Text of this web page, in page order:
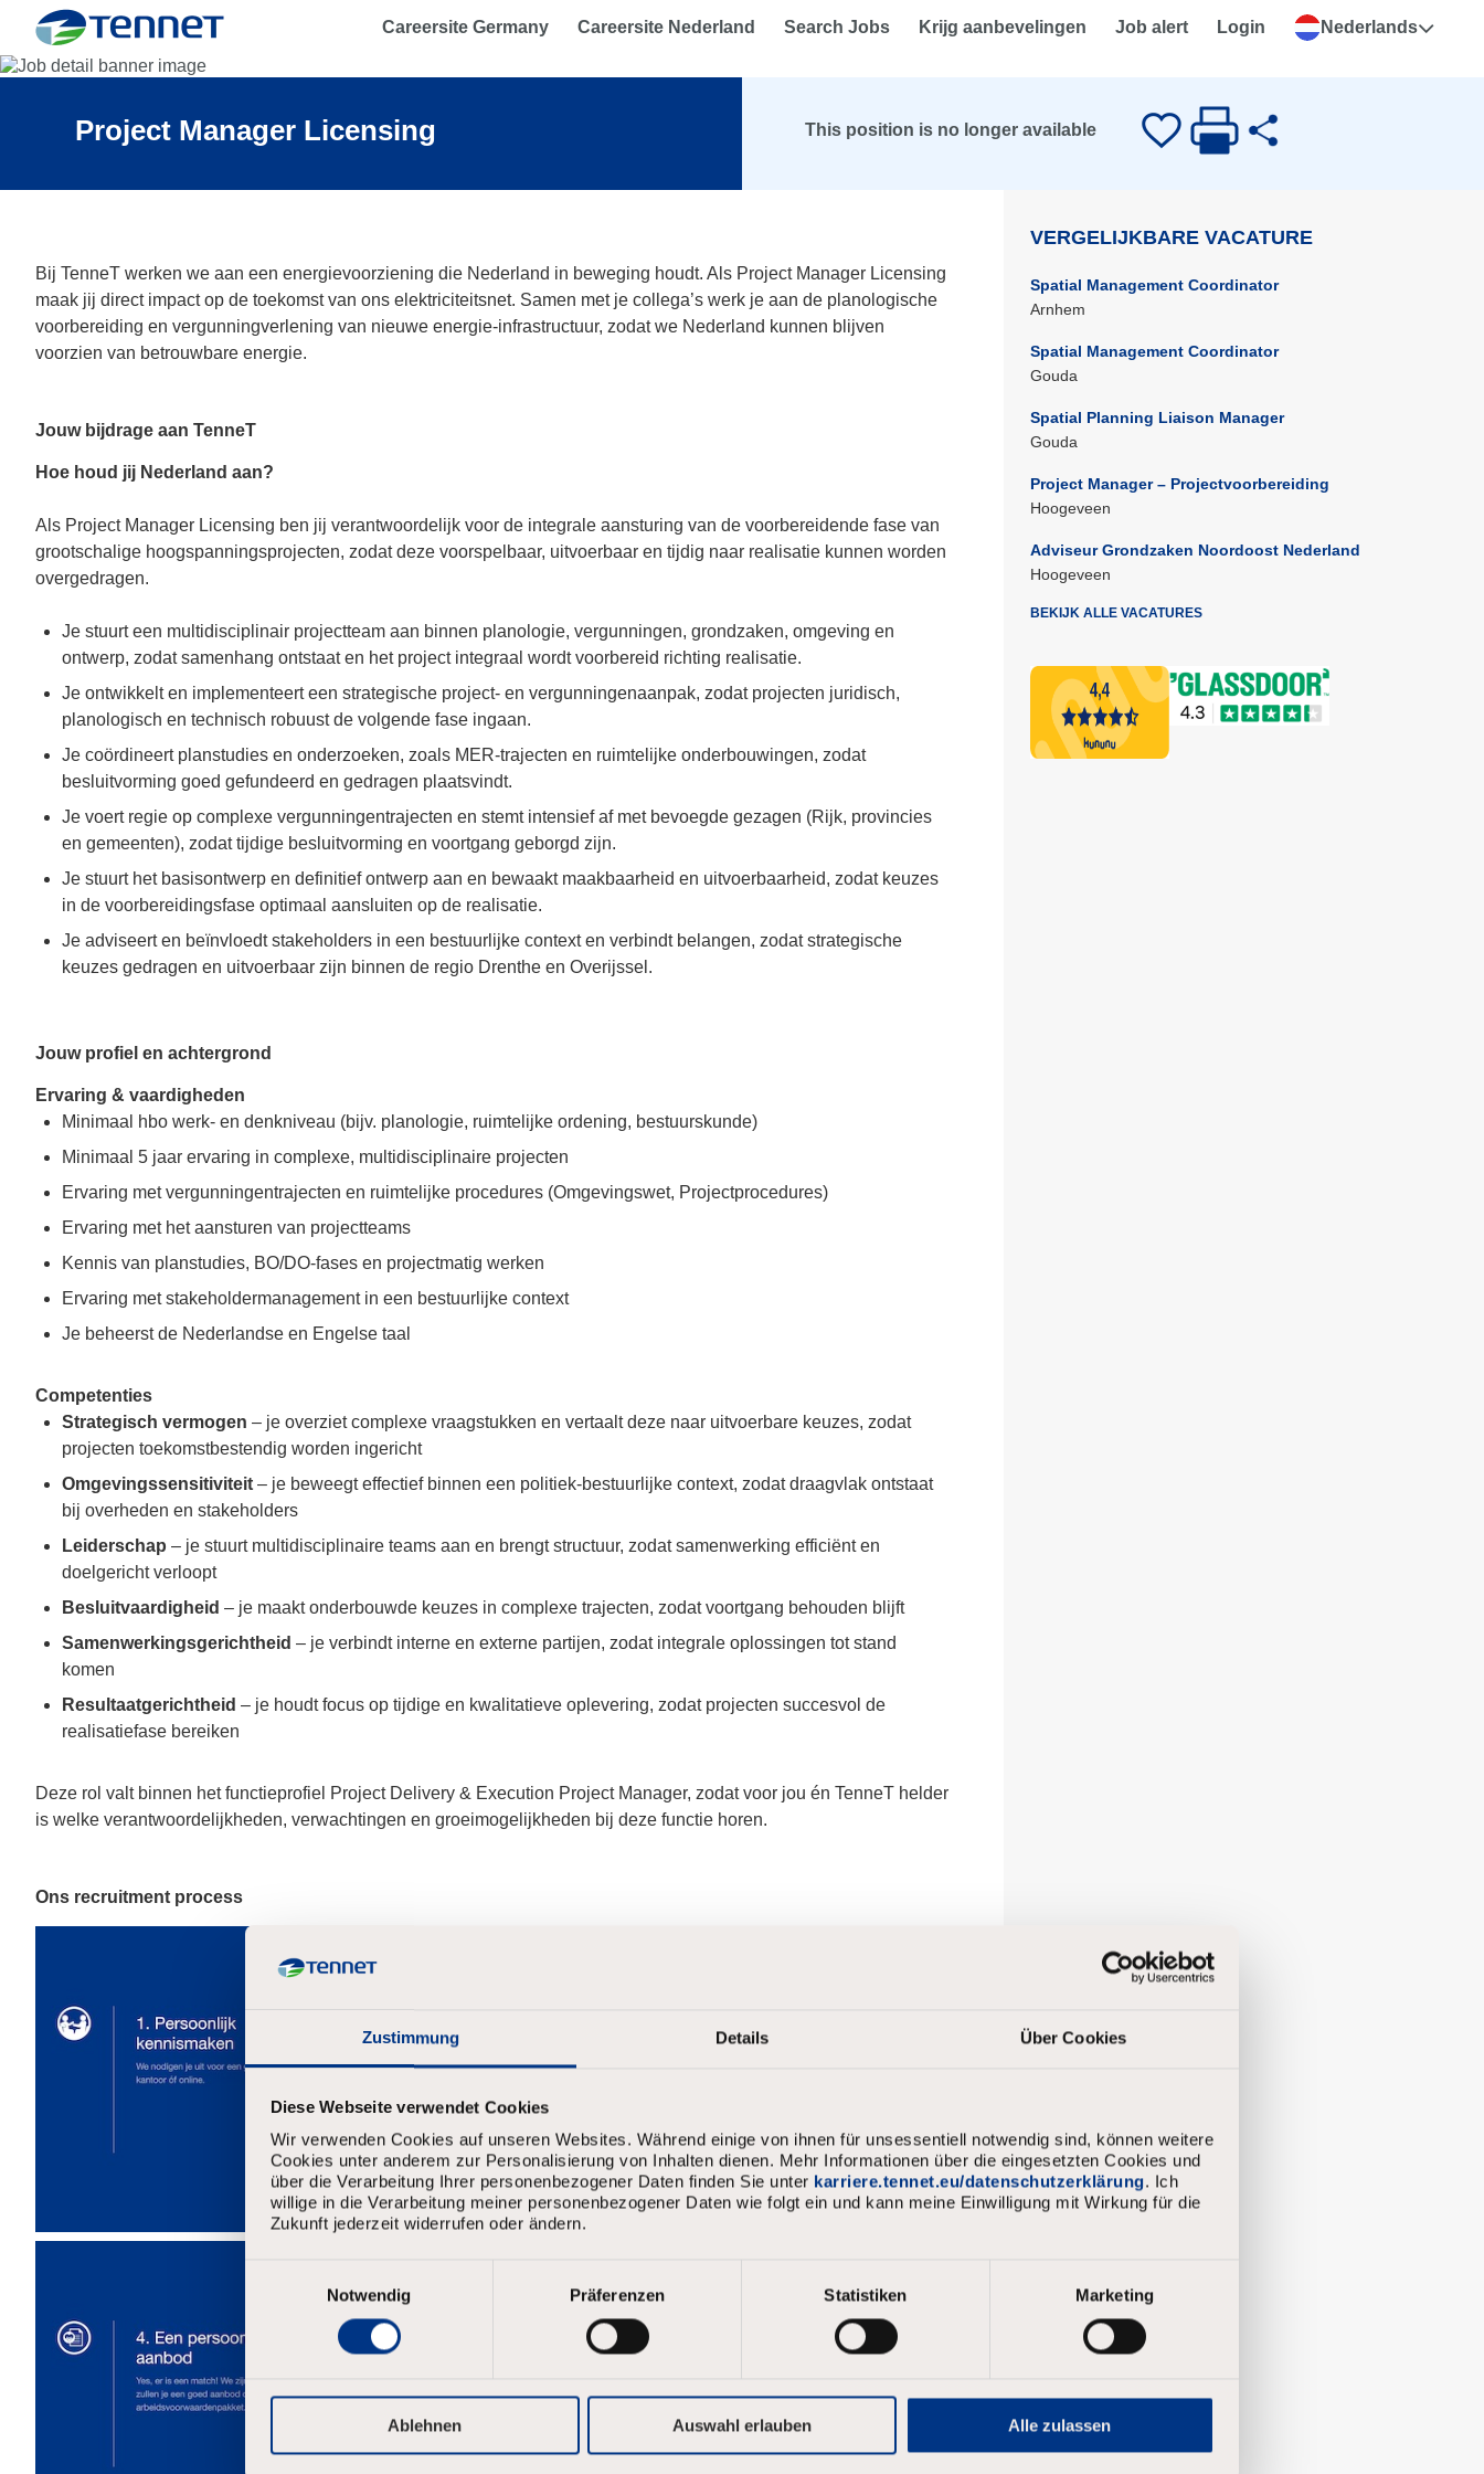
Zustimmung Details Über Cookies
Diese Webseite verwendet Cookies
Wir verwenden Cookies auf unseren Websites. Während einige von ihnen für unsessentiell notwendig sind, können weitere
Cookies unter anderem zur Personalisierung von Inhalten dienen. Mehr Informationen über die eingesetzten Cookies und
über die Verarbeitung Ihrer personenbezogener Daten finden Sie unter karriere.tennet.eu/datenschutzerklärung. Ich
willige in die Verarbeitung meiner personenbezogener Daten wie folgt ein und kann meine Einwilligung mit Wirkung für die
Zukunft jederzeit widerrufen oder ändern.
w
l
i
Notwendig Präferenzen Statistiken Marketing
Ablehnen Auswahl erlauben Alle zulassen
TenneT Careersite Germany Careersite Nederland Search Jobs Krijg aanbevelingen Job alert Login Nederlands
Project Manager Licensing This position is no longer available
Bij TenneT werken we aan een energievoorziening die Nederland in beweging houdt. Als Project Manager Licensing
maak jij direct impact op de toekomst van ons elektriciteitsnet. Samen met je collega’s werk je aan de planologische
voorbereiding en vergunningverlening van nieuwe energie-infrastructuur, zodat we Nederland kunnen blijven
voorzien van betrouwbare energie.
Jouw bijdrage aan TenneT
Hoe houd jij Nederland aan?
Als Project Manager Licensing ben jij verantwoordelijk voor de integrale aansturing van de voorbereidende fase van
grootschalige hoogspanningsprojecten, zodat deze voorspelbaar, uitvoerbaar en tijdig naar realisatie kunnen worden
overgedragen.
Je stuurt een multidisciplinair projectteam aan binnen planologie, vergunningen, grondzaken, omgeving en
ontwerp, zodat samenhang ontstaat en het project integraal wordt voorbereid richting realisatie.
Je ontwikkelt en implementeert een strategische project- en vergunningenaanpak, zodat projecten juridisch,
planologisch en technisch robuust de volgende fase ingaan.
Je coördineert planstudies en onderzoeken, zoals MER-trajecten en ruimtelijke onderbouwingen, zodat
besluitvorming goed gefundeerd en gedragen plaatsvindt.
Je voert regie op complexe vergunningentrajecten en stemt intensief af met bevoegde gezagen (Rijk, provincies
en gemeenten), zodat tijdige besluitvorming en voortgang geborgd zijn.
Je stuurt het basisontwerp en definitief ontwerp aan en bewaakt maakbaarheid en uitvoerbaarheid, zodat keuzes
in de voorbereidingsfase optimaal aansluiten op de realisatie.
Je adviseert en beïnvloedt stakeholders in een bestuurlijke context en verbindt belangen, zodat strategische
keuzes gedragen en uitvoerbaar zijn binnen de regio Drenthe en Overijssel.
Jouw profiel en achtergrond
Ervaring & vaardigheden
Minimaal hbo werk- en denkniveau (bijv. planologie, ruimtelijke ordening, bestuurskunde)
Minimaal 5 jaar ervaring in complexe, multidisciplinaire projecten
Ervaring met vergunningentrajecten en ruimtelijke procedures (Omgevingswet, Projectprocedures)
Ervaring met het aansturen van projectteams
Kennis van planstudies, BO/DO-fases en projectmatig werken
Ervaring met stakeholdermanagement in een bestuurlijke context
Je beheerst de Nederlandse en Engelse taal
Competenties
Strategisch vermogen – je overziet complexe vraagstukken en vertaalt deze naar uitvoerbare keuzes, zodat
projecten toekomstbestendig worden ingericht
Omgevingssensitiviteit – je beweegt effectief binnen een politiek-bestuurlijke context, zodat draagvlak ontstaat
bij overheden en stakeholders
Leiderschap – je stuurt multidisciplinaire teams aan en brengt structuur, zodat samenwerking efficiënt en
doelgericht verloopt
Besluitvaardigheid – je maakt onderbouwde keuzes in complexe trajecten, zodat voortgang behouden blijft
Samenwerkingsgerichtheid – je verbindt interne en externe partijen, zodat integrale oplossingen tot stand
komen
Resultaatgerichtheid – je houdt focus op tijdige en kwalitatieve oplevering, zodat projecten succesvol de
realisatiefase bereiken
Deze rol valt binnen het functieprofiel Project Delivery & Execution Project Manager, zodat voor jou én TenneT helder
is welke verantwoordelijkheden, verwachtingen en groeimogelijkheden bij deze functie horen.
Ons recruitment process
VERGELIJKBARE VACATURE
Spatial Management Coordinator
Arnhem
Spatial Management Coordinator
Gouda
Spatial Planning Liaison Manager
Gouda
Project Manager – Projectvoorbereiding
Hoogeveen
Adviseur Grondzaken Noordoost Nederland
Hoogeveen
BEKIJK ALLE VACATURES